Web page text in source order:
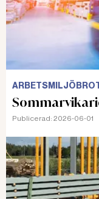
Publicerad: 2026-06-01